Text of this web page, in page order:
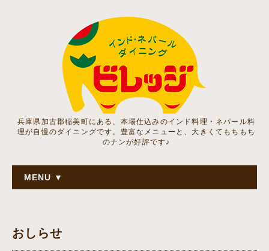
兵庫県加古郡稲美町にある、本場仕込みのインド料理・ネパール料
理が自慢のダイニングです。豊富なメニューと、大きくてもちもち
のナンが好評です♪
MENU ▼
おしらせ